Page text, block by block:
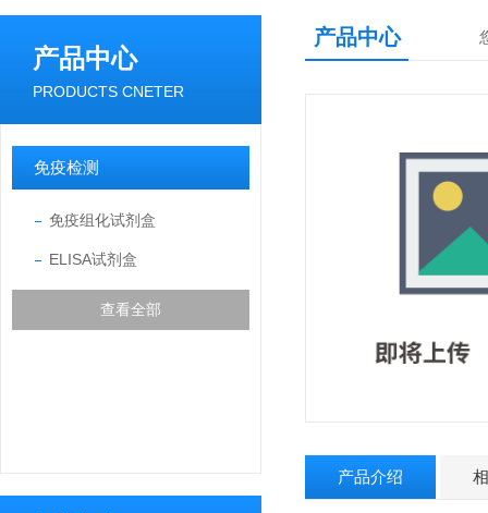
产品中心
PRODUCTS CNETER
免疫检测
免疫组化试剂盒
ELISA试剂盒
查看全部
产品中心
产品介绍